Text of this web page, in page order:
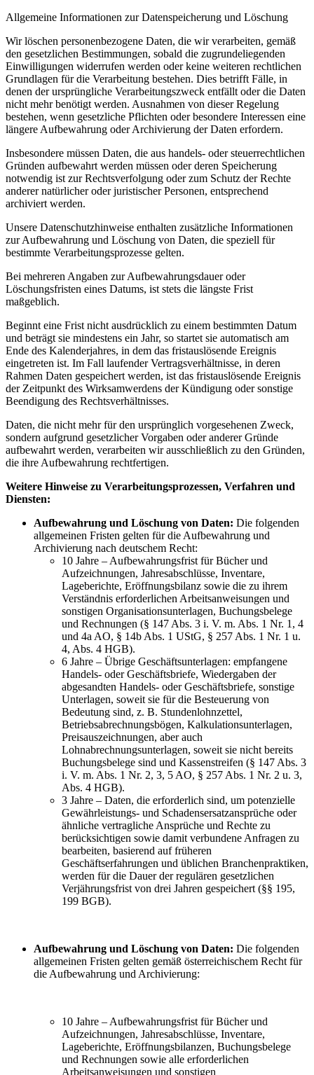
Allgemeine Informationen zur Datenspeicherung und Löschung
Wir löschen personenbezogene Daten, die wir verarbeiten, gemäß
den gesetzlichen Bestimmungen, sobald die zugrundeliegenden
Einwilligungen widerrufen werden oder keine weiteren rechtlichen
Grundlagen für die Verarbeitung bestehen. Dies betrifft Fälle, in
denen der ursprüngliche Verarbeitungszweck entfällt oder die Daten
nicht mehr benötigt werden. Ausnahmen von dieser Regelung
bestehen, wenn gesetzliche Pflichten oder besondere Interessen eine
längere Aufbewahrung oder Archivierung der Daten erfordern.
Insbesondere müssen Daten, die aus handels- oder steuerrechtlichen
Gründen aufbewahrt werden müssen oder deren Speicherung
notwendig ist zur Rechtsverfolgung oder zum Schutz der Rechte
anderer natürlicher oder juristischer Personen, entsprechend
archiviert werden.
Unsere Datenschutzhinweise enthalten zusätzliche Informationen
zur Aufbewahrung und Löschung von Daten, die speziell für
bestimmte Verarbeitungsprozesse gelten.
Bei mehreren Angaben zur Aufbewahrungsdauer oder
Löschungsfristen eines Datums, ist stets die längste Frist
maßgeblich.
Beginnt eine Frist nicht ausdrücklich zu einem bestimmten Datum
und beträgt sie mindestens ein Jahr, so startet sie automatisch am
Ende des Kalenderjahres, in dem das fristauslösende Ereignis
eingetreten ist. Im Fall laufender Vertragsverhältnisse, in deren
Rahmen Daten gespeichert werden, ist das fristauslösende Ereignis
der Zeitpunkt des Wirksamwerdens der Kündigung oder sonstige
Beendigung des Rechtsverhältnisses.
Daten, die nicht mehr für den ursprünglich vorgesehenen Zweck,
sondern aufgrund gesetzlicher Vorgaben oder anderer Gründe
aufbewahrt werden, verarbeiten wir ausschließlich zu den Gründen,
die ihre Aufbewahrung rechtfertigen.
Weitere Hinweise zu Verarbeitungsprozessen, Verfahren und
Diensten:
Aufbewahrung und Löschung von Daten: Die folgenden
allgemeinen Fristen gelten für die Aufbewahrung und
Archivierung nach deutschem Recht:
10 Jahre – Aufbewahrungsfrist für Bücher und
Aufzeichnungen, Jahresabschlüsse, Inventare,
Lageberichte, Eröffnungsbilanz sowie die zu ihrem
Verständnis erforderlichen Arbeitsanweisungen und
sonstigen Organisationsunterlagen, Buchungsbelege
und Rechnungen (§ 147 Abs. 3 i. V. m. Abs. 1 Nr. 1, 4
und 4a AO, § 14b Abs. 1 UStG, § 257 Abs. 1 Nr. 1 u.
4, Abs. 4 HGB).
6 Jahre – Übrige Geschäftsunterlagen: empfangene
Handels- oder Geschäftsbriefe, Wiedergaben der
abgesandten Handels- oder Geschäftsbriefe, sonstige
Unterlagen, soweit sie für die Besteuerung von
Bedeutung sind, z. B. Stundenlohnzettel,
Betriebsabrechnungsbögen, Kalkulationsunterlagen,
Preisauszeichnungen, aber auch
Lohnabrechnungsunterlagen, soweit sie nicht bereits
Buchungsbelege sind und Kassenstreifen (§ 147 Abs. 3
i. V. m. Abs. 1 Nr. 2, 3, 5 AO, § 257 Abs. 1 Nr. 2 u. 3,
Abs. 4 HGB).
3 Jahre – Daten, die erforderlich sind, um potenzielle
Gewährleistungs- und Schadensersatzansprüche oder
ähnliche vertragliche Ansprüche und Rechte zu
berücksichtigen sowie damit verbundene Anfragen zu
bearbeiten, basierend auf früheren
Geschäftserfahrungen und üblichen Branchenpraktiken,
werden für die Dauer der regulären gesetzlichen
Verjährungsfrist von drei Jahren gespeichert (§§ 195,
199 BGB).
Aufbewahrung und Löschung von Daten: Die folgenden
allgemeinen Fristen gelten gemäß österreichischem Recht für
die Aufbewahrung und Archivierung:
10 Jahre – Aufbewahrungsfrist für Bücher und
Aufzeichnungen, Jahresabschlüsse, Inventare,
Lageberichte, Eröffnungsbilanzen, Buchungsbelege
und Rechnungen sowie alle erforderlichen
Arbeitsanweisungen und sonstigen